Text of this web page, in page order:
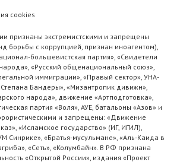
cookies
признаны экстремистскими и запрещены
борьбы с коррупцией, признан иноагентом),
большевистская партия», «Свидетели
«Русский общенациональный союз»,
иммиграции», «Правый сектор», УНА-
Бандеры», «Мизантропик дивижн»,
народа», движение «Артподготовка»,
партия «Воля», АУЕ, батальоны «Азов» и
и запрещены: «Движение
«Исламское государство» (ИГ, ИГИЛ),
Синрике», «Братья-мусульмане», «Аль-Каида в
«Сеть», «Колумбайн». В РФ признана
«Открытой России», издания «Проект